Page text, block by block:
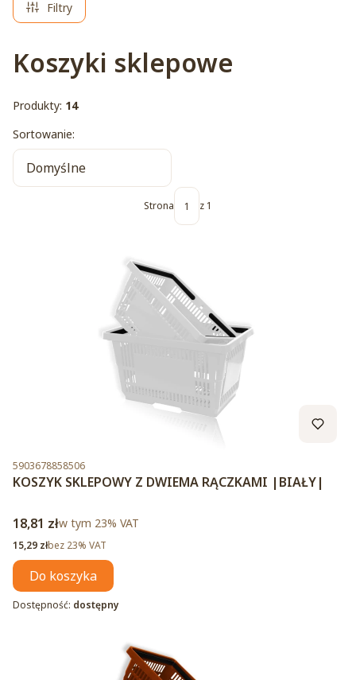
Filtry
Koszyki sklepowe
Produkty: 14
Lista produktów
Sortowanie:
Domyślne
Strona z 1
Kod produktu
5903678858506
KOSZYK SKLEPOWY Z DWIEMA RĄCZKAMI |BIAŁY|
Cena brutto
18,81 złw tym %s VAT
w tym 23% VAT
Cena netto
15,29 złbez 23% VAT
Do koszyka
Dostępność: dostępny